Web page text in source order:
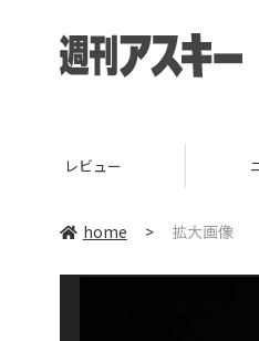
レビュー
home > 拡大画像